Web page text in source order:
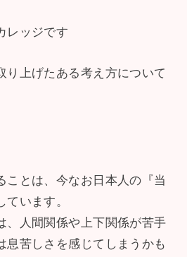
レッジです
り上げたある考え方について
ことは、今なお日本人の『当
います。
、人間関係や上下関係が苦手
息苦しさを感じてしまうかも